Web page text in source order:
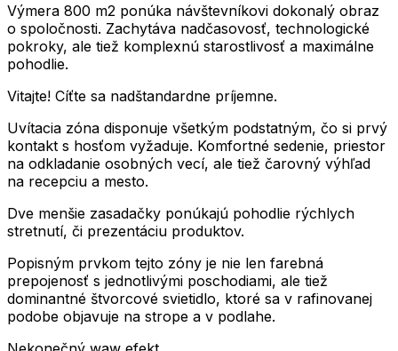
Výmera 800 m2 ponúka návštevníkovi dokonalý obraz
o spoločnosti. Zachytáva nadčasovosť, technologické
pokroky, ale tiež komplexnú starostlivosť a maximálne
pohodlie.
Vitajte! Cíťte sa nadštandardne príjemne.
Uvítacia zóna disponuje všetkým podstatným, čo si prvý
kontakt s hosťom vyžaduje. Komfortné sedenie, priestor
na odkladanie osobných vecí, ale tiež čarovný výhľad
na recepciu a mesto.
Dve menšie zasadačky ponúkajú pohodlie rýchlych
stretnutí, či prezentáciu produktov.
Popisným prvkom tejto zóny je nie len farebná
prepojenosť s jednotlivými poschodiami, ale tiež
dominantné štvorcové svietidlo, ktoré sa v rafinovanej
podobe objavuje na strope a v podlahe.